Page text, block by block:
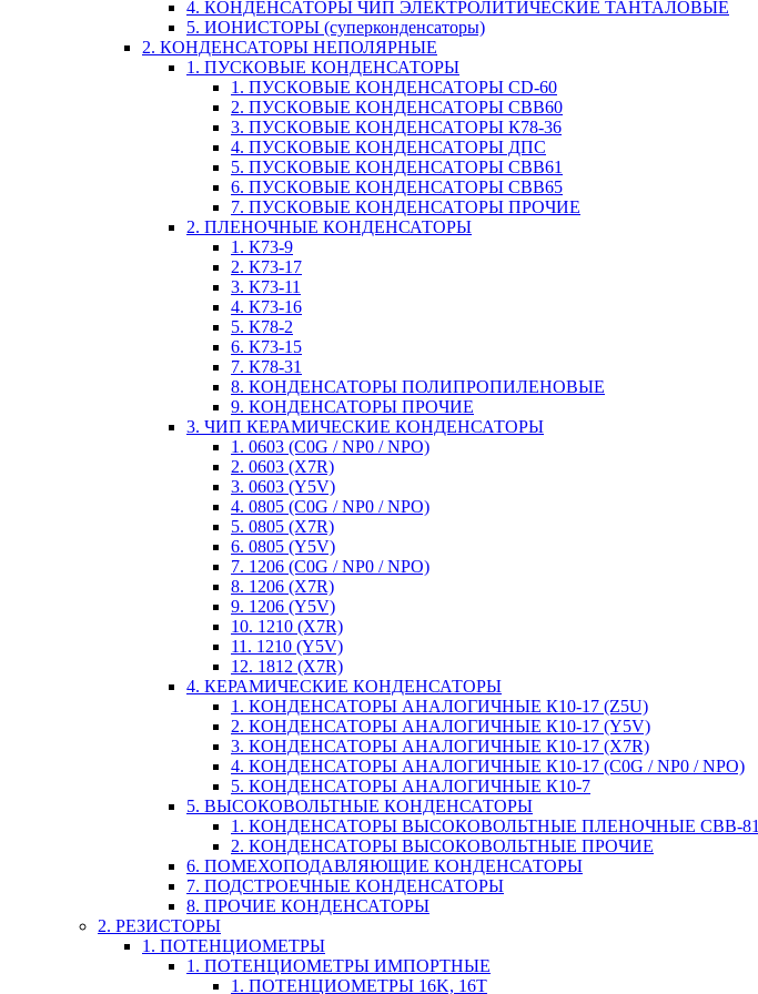
4. КОНДЕНСАТОРЫ ЧИП ЭЛЕКТРОЛИТИЧЕСКИЕ ТАНТАЛОВЫЕ
5. ИОНИСТОРЫ (суперконденсаторы)
2. КОНДЕНСАТОРЫ НЕПОЛЯРНЫЕ
1. ПУСКОВЫЕ КОНДЕНСАТОРЫ
1. ПУСКОВЫЕ КОНДЕНСАТОРЫ CD-60
2. ПУСКОВЫЕ КОНДЕНСАТОРЫ CBB60
3. ПУСКОВЫЕ КОНДЕНСАТОРЫ К78-36
4. ПУСКОВЫЕ КОНДЕНСАТОРЫ ДПС
5. ПУСКОВЫЕ КОНДЕНСАТОРЫ CBB61
6. ПУСКОВЫЕ КОНДЕНСАТОРЫ CBB65
7. ПУСКОВЫЕ КОНДЕНСАТОРЫ ПРОЧИЕ
2. ПЛЕНОЧНЫЕ КОНДЕНСАТОРЫ
1. К73-9
2. К73-17
3. К73-11
4. К73-16
5. К78-2
6. К73-15
7. К78-31
8. КОНДЕНСАТОРЫ ПОЛИПРОПИЛЕНОВЫЕ
9. КОНДЕНСАТОРЫ ПРОЧИЕ
3. ЧИП КЕРАМИЧЕСКИЕ КОНДЕНСАТОРЫ
1. 0603 (C0G / NP0 / NPO)
2. 0603 (X7R)
3. 0603 (Y5V)
4. 0805 (C0G / NP0 / NPO)
5. 0805 (X7R)
6. 0805 (Y5V)
7. 1206 (C0G / NP0 / NPO)
8. 1206 (X7R)
9. 1206 (Y5V)
10. 1210 (X7R)
11. 1210 (Y5V)
12. 1812 (X7R)
4. КЕРАМИЧЕСКИЕ КОНДЕНСАТОРЫ
1. КОНДЕНСАТОРЫ АНАЛОГИЧНЫЕ К10-17 (Z5U)
2. КОНДЕНСАТОРЫ АНАЛОГИЧНЫЕ К10-17 (Y5V)
3. КОНДЕНСАТОРЫ АНАЛОГИЧНЫЕ К10-17 (X7R)
4. КОНДЕНСАТОРЫ АНАЛОГИЧНЫЕ К10-17 (C0G / NP0 / NPO)
5. КОНДЕНСАТОРЫ АНАЛОГИЧНЫЕ К10-7
5. ВЫСОКОВОЛЬТНЫЕ КОНДЕНСАТОРЫ
1. КОНДЕНСАТОРЫ ВЫСОКОВОЛЬТНЫЕ ПЛЕНОЧНЫЕ CBB-81
2. КОНДЕНСАТОРЫ ВЫСОКОВОЛЬТНЫЕ ПРОЧИЕ
6. ПОМЕХОПОДАВЛЯЮЩИЕ КОНДЕНСАТОРЫ
7. ПОДСТРОЕЧНЫЕ КОНДЕНСАТОРЫ
8. ПРОЧИЕ КОНДЕНСАТОРЫ
2. РЕЗИСТОРЫ
1. ПОТЕНЦИОМЕТРЫ
1. ПОТЕНЦИОМЕТРЫ ИМПОРТНЫЕ
1. ПОТЕНЦИОМЕТРЫ 16K, 16T